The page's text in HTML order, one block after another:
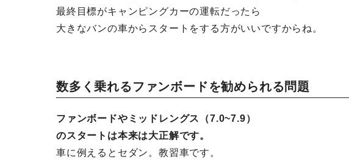
最終目標がキャンピングカーの運転だったら
大きなバンの車からスタートをする方がいいですからね。
数多く乗れるファンボードを勧められる問題
ファンボードやミッドレングス（7.0~7.9）
のスタートは本来は大正解です。
車に例えるとセダン。教習車です。